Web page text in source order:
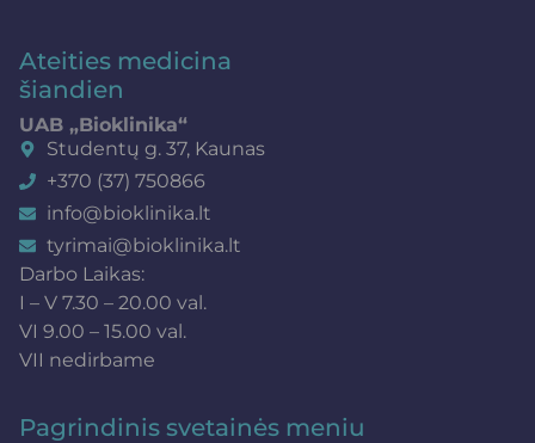
Ateities medicina
šiandien
UAB „Bioklinika“
Studentų g. 37, Kaunas
+370 (37) 750866
info@bioklinika.lt
tyrimai@bioklinika.lt
Darbo Laikas:
I – V 7.30 – 20.00 val.
VI 9.00 – 15.00 val.
VII nedirbame
Pagrindinis svetainės meniu